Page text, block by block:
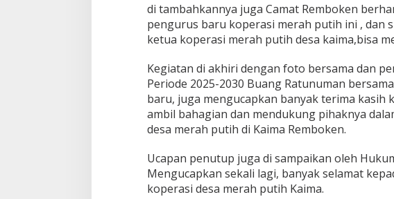
di tambahkannya juga Camat Remboken
pengurus baru koperasi merah putih ini , dan
ketua koperasi merah putih desa kaima,bisa
Kegiatan di akhiri dengan foto bersama dan
Periode 2025-2030 Buang Ratunuman
baru, juga mengucapkan banyak terima kasih
ambil bahagian dan mendukung pihaknya
desa merah putih di Kaima Remboken.
Ucapan penutup juga di sampaikan oleh
Mengucapkan sekali lagi, banyak selamat
koperasi desa merah putih Kaima.